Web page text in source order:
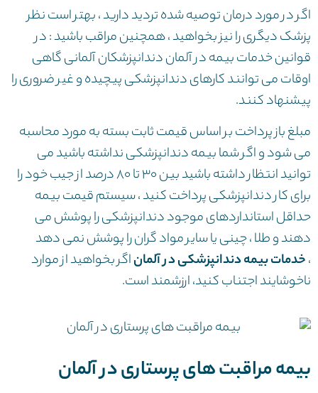
اگر در مورد درمان توصیه شده تردید دارید ، بهتر است نظر
پزشک دیگری را نیز بخواهید ، همچنین مراقب باشید : در
قوانین خدمات بیمه در آلمان دندانپزشکان آلمانی گاهی
اوقات می توانند کارهای دندانپزشکی پیچیده و غیر ضروری را
پیشنهاد کنند.
مبلغ باز پرداخت بر اساس قیمت ثابت بسته به مورد محاسبه
می شود و اگر شما بیمه دندانپزشکی نداشته باشید می
توانید انتظار داشته باشید بین ۳۰ تا ۸۰ درصد از جیب خود را
برای کار دندانپزشکی پرداخت کنید ، سیستم قیمت بیمه
حداقل استانداردهای موجود دندانپزشکی را پوشش می
دهند و طلا ، چینی یا سایر مواد گران را پوشش نمی دهد
،خدمات بیمه دندانپزشکی در آلماناگر بخواهید از موارد
ناخوشایند اجتناب کنید، ارزشمند است.
بیمه مراقبت های پرستاری در آلمان